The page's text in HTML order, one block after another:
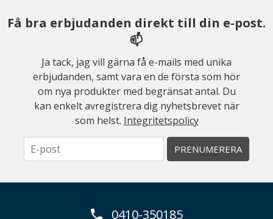
Få bra erbjudanden direkt till din e-post.
📫
Ja tack, jag vill gärna få e-mails med unika
erbjudanden, samt vara en de första som hör
om nya produkter med begränsat antal. Du
kan enkelt avregistrera dig nyhetsbrevet när
som helst. Integritetspolicy
PRENUMERERA
0410-350185